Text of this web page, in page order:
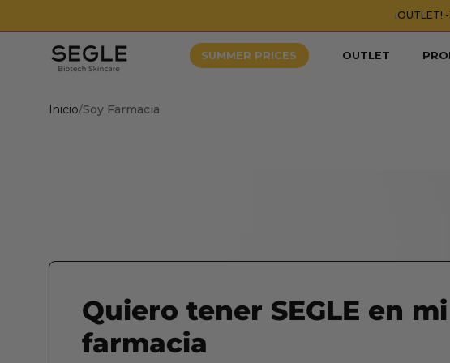
al
contenido
¡OUTLET!
SUMMER PRICES OUTLET
Inicio/Soy Farmacia
Quiero tener SEGLE en mi
farmacia